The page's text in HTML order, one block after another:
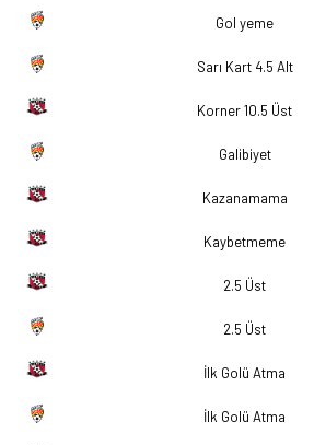
Gol yeme
Sarı Kart 4.5 Alt
Korner 10.5 Üst
Galibiyet
Kazanamama
Kaybetmeme
2.5 Üst
2.5 Üst
İlk Golü Atma
İlk Golü Atma